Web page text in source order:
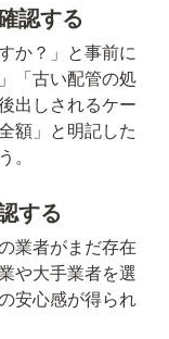
認する
か？」と事前に
「古い配管の処
出しされるケー
額」と明記した
する
業者がまだ存在
や大手業者を選
安心感が得られ